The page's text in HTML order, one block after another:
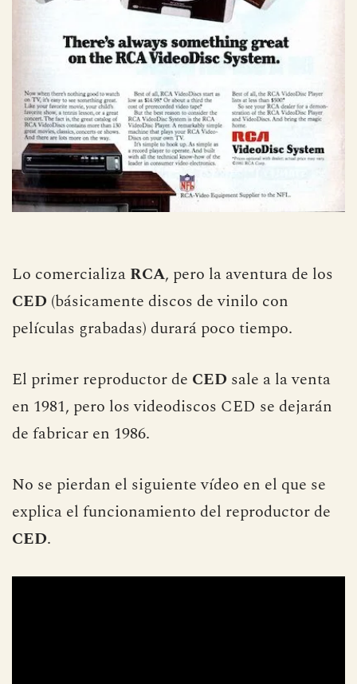
Lo comercializa RCA, pero la aventura de los
CED (básicamente discos de vinilo con
películas grabadas) durará poco tiempo.
El primer reproductor de CED sale a la venta
en 1981, pero los videodiscos CED se dejarán
de fabricar en 1986.
No se pierdan el siguiente vídeo en el que se
explica el funcionamiento del reproductor de
CED.